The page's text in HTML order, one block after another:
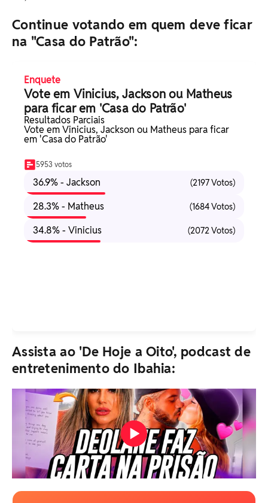
Continue votando em quem deve ficar
na "Casa do Patrão":
Enquete
Vote em Vinicius, Jackson ou Matheus
para ficar em 'Casa do Patrão'
Resultados Parciais
Vote em Vinicius, Jackson ou Matheus para ficar
em 'Casa do Patrão'
5953 votos
36.9% - Jackson (2197 Votos)
28.3% - Matheus (1684 Votos)
34.8% - Vinicius (2072 Votos)
Assista ao 'De Hoje a Oito', podcast de
entretenimento do Ibahia: